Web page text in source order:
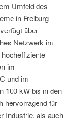
Umfeld des
in Freiburg
über
Netzwerk im
im
und im
100 kW bis in den
hervorragend für
Industrie, als auch